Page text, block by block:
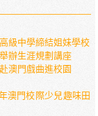
級中學締結姐妹學校
辦生涯規劃講座
澳門戲曲進校園
澳門校際少兒趣味田